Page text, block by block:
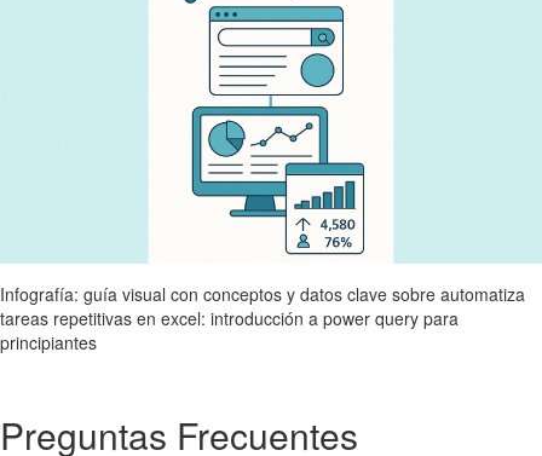
Infografía: guía visual con conceptos y datos clave sobre automatiza
tareas repetitivas en excel: introducción a power query para
principiantes
Preguntas Frecuentes